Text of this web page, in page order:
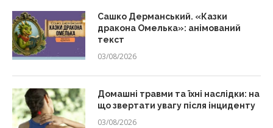
Сашко Дерманський. «Казки
дракона Омелька»: анімований
текст
03/08/2026
Домашні травми та їхні наслідки: на
що звертати увагу після інциденту
03/08/2026